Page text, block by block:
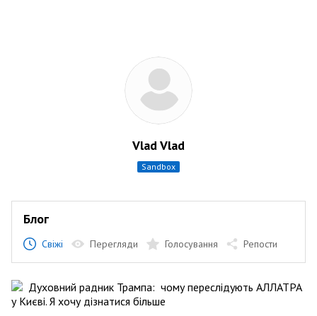
Vlad Vlad
sandbox
Блог
Свіжі Перегляди Голосування Репости